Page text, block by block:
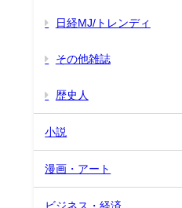
日経MJ/トレンディ
その他雑誌
歴史人
小説
漫画・アート
ビジネス・経済